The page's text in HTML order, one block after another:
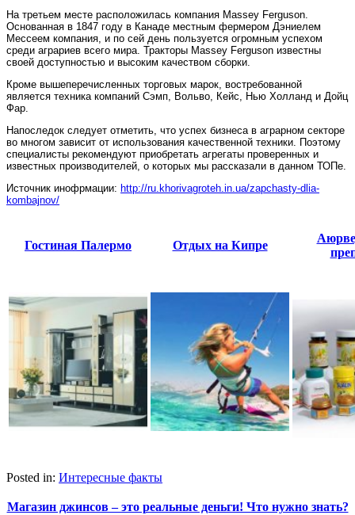
На третьем месте расположилась компания Massey Ferguson.
Основанная в 1847 году в Канаде местным фермером Дэниелем
Мессеем компания, и по сей день пользуется огромным успехом
среди аграриев всего мира. Тракторы Massey Ferguson известны
своей доступностью и высоким качеством сборки.
Кроме вышеперечисленных торговых марок, востребованной
является техника компаний Сэмп, Вольво, Кейс, Нью Холланд и Дойц
Фар.
Напоследок следует отметить, что успех бизнеса в аграрном секторе
во многом зависит от использования качественной техники. Поэтому
специалисты рекомендуют приобретать агрегаты проверенных и
известных производителей, о которых мы рассказали в данном ТОПе.
Источник инофрмации: http://ru.khorivagroteh.in.ua/zapchasty-dlia-
kombajnov/
Гостиная Палермо Отдых на Кипре
Posted in: Интересные факты
Магазин джинсов – это реальные деньги! Что нужно знать?